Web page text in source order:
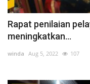
Rapat penilaian
meningkatkan...
winda Aug 5, 2022 107